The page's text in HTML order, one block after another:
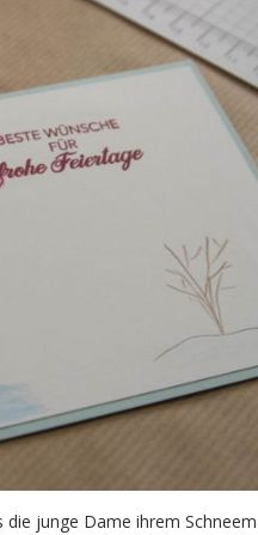
junge Dame ihrem